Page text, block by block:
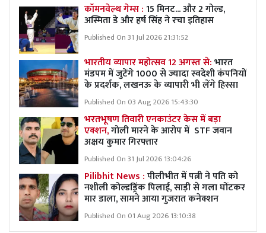
कॉमनवेल्थ गेम्स :15 मिनट... और 2 गोल्ड,
अस्मिता डे और हर्ष सिंह ने रचा इतिहास
Published On 31 Jul 2026 21:31:52
भारतीय व्यापार महोत्सव 12 अगस्त से:भारत
मंडपम में जुटेंगे 1000 से ज्यादा स्वदेशी कंपनियों
के प्रदर्शक, लखनऊ के व्यापारी भी लेंगे हिस्सा
Published On 03 Aug 2026 15:43:30
भरतभूषण तिवारी एनकाउंटर केस में बड़ा
एक्शन,गोली मारने के आरोप में STF जवान
अक्षय कुमार गिरफ्तार
Published On 31 Jul 2026 13:04:26
Pilibhit News :पीलीभीत में पत्नी ने पति को
नशीली कोल्डड्रिंक पिलाई, साड़ी से गला घोंटकर
मार डाला, सामने आया गुजरात कनेक्शन
Published On 01 Aug 2026 13:10:38